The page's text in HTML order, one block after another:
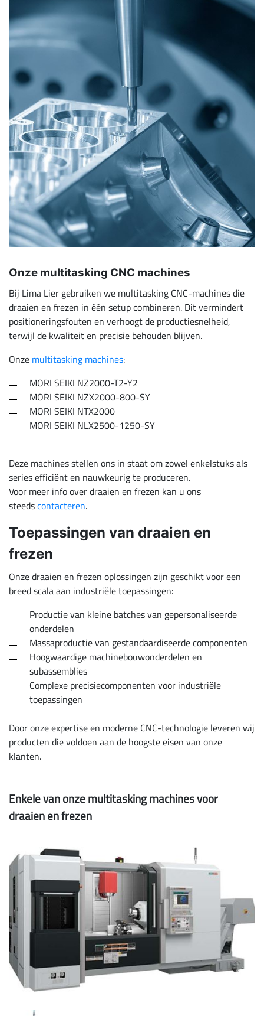
Onze multitasking CNC machines
Bij Lima Lier gebruiken we multitasking CNC-machines die
draaien en frezen in één setup combineren. Dit vermindert
positioneringsfouten en verhoogt de productiesnelheid,
terwijl de kwaliteit en precisie behouden blijven.
Onze multitasking machines:
MORI SEIKI NZ2000-T2-Y2
MORI SEIKI NZX2000-800-SY
MORI SEIKI NTX2000
MORI SEIKI NLX2500-1250-SY
Deze machines stellen ons in staat om zowel enkelstuks als
series efficiënt en nauwkeurig te produceren.
Voor meer info over draaien en frezen kan u ons
steedscontacteren.
Toepassingen van draaien en
frezen
Onze draaien en frezen oplossingen zijn geschikt voor een
breed scala aan industriële toepassingen:
Productie van kleine batches van gepersonaliseerde
onderdelen
Massaproductie van gestandaardiseerde componenten
Hoogwaardige machinebouwonderdelen en
subassemblies
Complexe precisiecomponenten voor industriële
toepassingen
Door onze expertise en moderne CNC-technologie leveren wij
producten die voldoen aan de hoogste eisen van onze
klanten.
Enkele van onze multitasking machines voor
draaien en frezen